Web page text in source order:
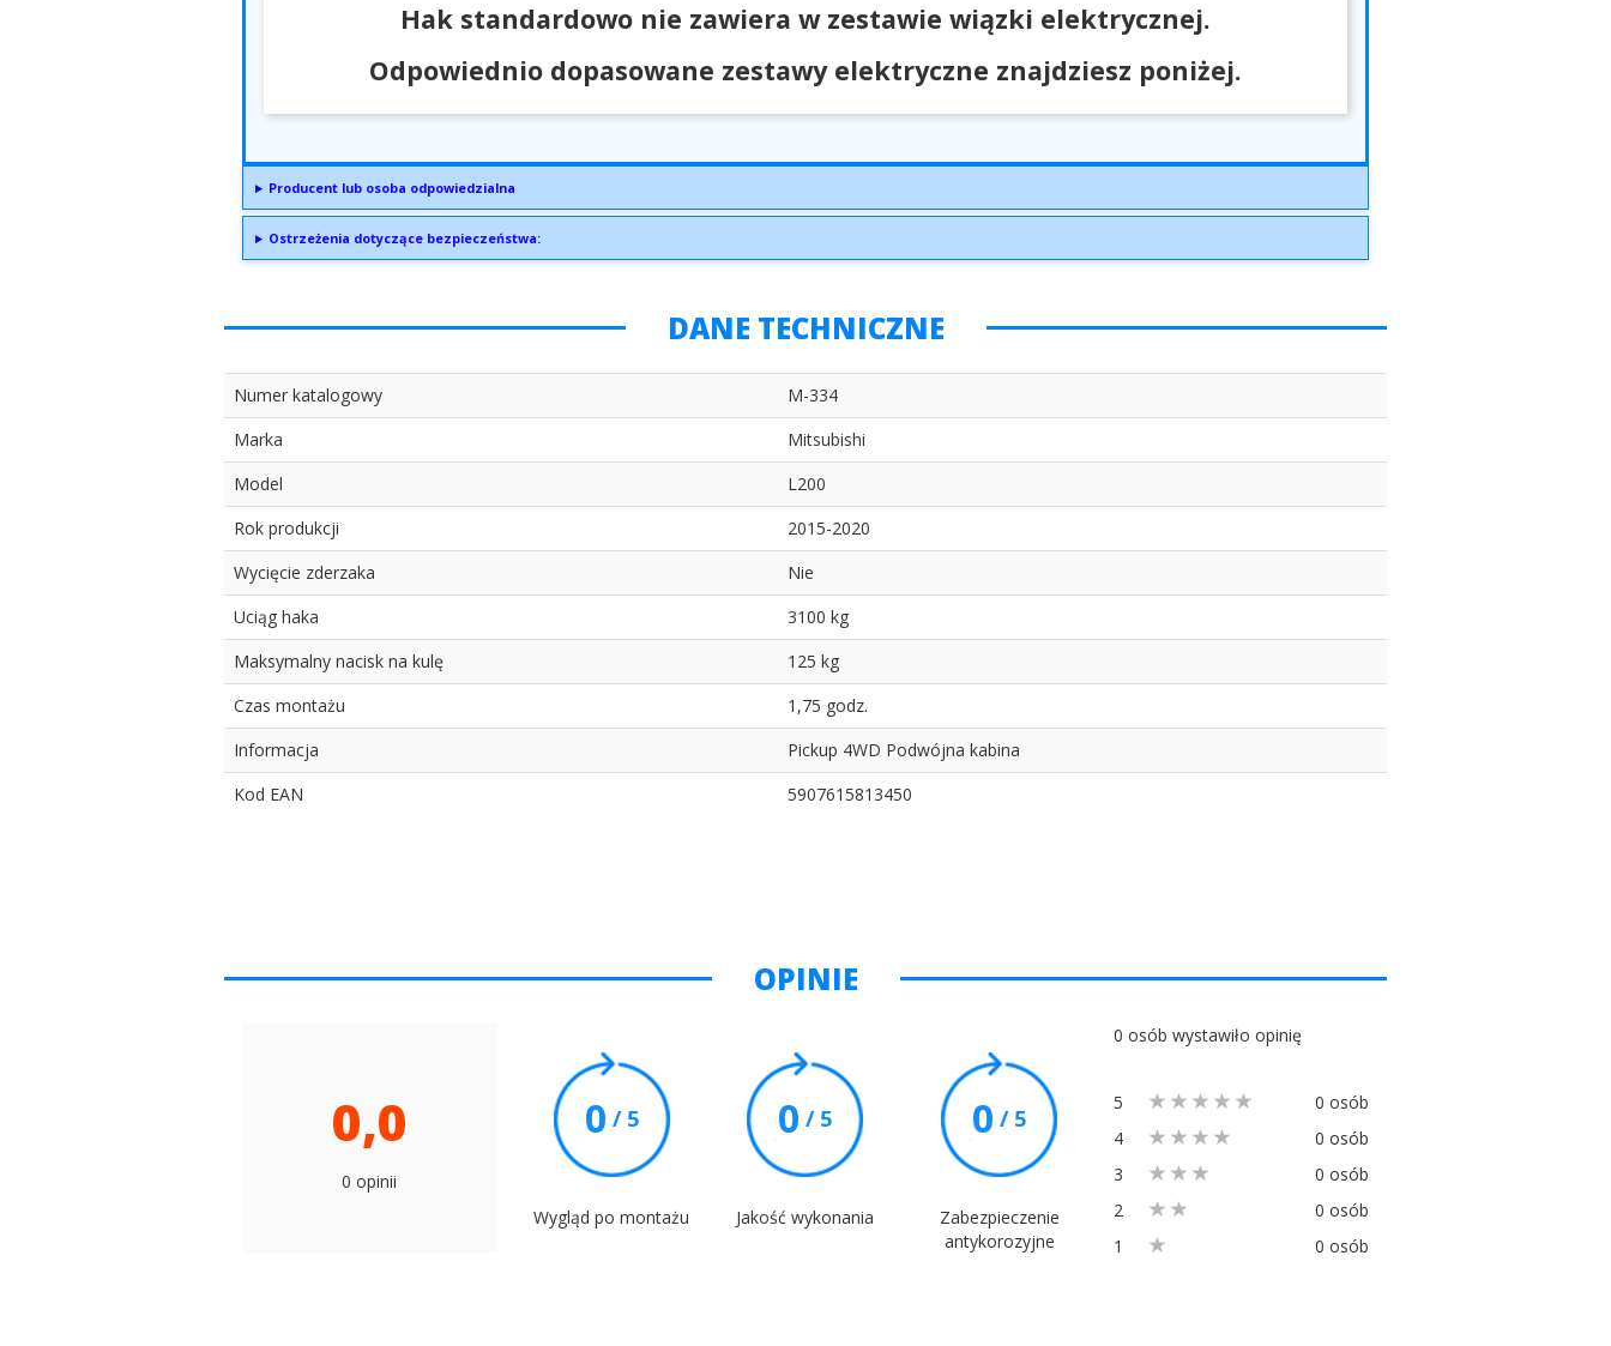
Hak standardowo nie zawiera w zestawie wiązki elektrycznej.
Odpowiednio dopasowane zestawy elektryczne znajdziesz poniżej.
Producent lub osoba odpowiedzialna
Ostrzeżenia dotyczące bezpieczeństwa:
DANE TECHNICZNE
Numer katalogowy
M-334
Marka
Mitsubishi
Model
L200
Rok produkcji
2015-2020
Wycięcie zderzaka
Nie
Uciąg haka
3100 kg
Maksymalny nacisk na kulę
125 kg
Czas montażu
1,75 godz.
Informacja
Pickup 4WD Podwójna kabina
Kod EAN
5907615813450
OPINIE
0,0
0 opinii
0 / 5
Wygląd po montażu
0 / 5
Jakość wykonania
0 / 5
Zabezpieczenie
antykorozyjne
0 osób wystawiło opinię
5
0 osób
4
0 osób
3
0 osób
2
0 osób
1
0 osób